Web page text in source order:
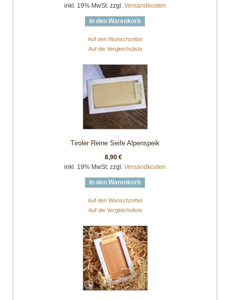
inkl. 19% MwSt. zzgl. Versandkosten
In den Warenkorb
Auf den Wunschzettel
Auf die Vergleichsliste
Tiroler Reine Seife Alpenspeik
8,90 €
inkl. 19% MwSt. zzgl. Versandkosten
In den Warenkorb
Auf den Wunschzettel
Auf die Vergleichsliste